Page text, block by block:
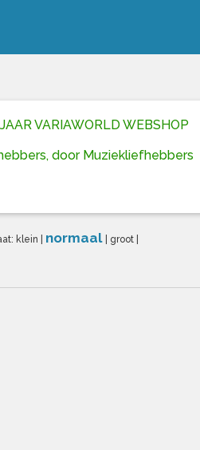
VARIAWORLD WEBSHOP
door Muziekliefhebbers
klein normaal groot